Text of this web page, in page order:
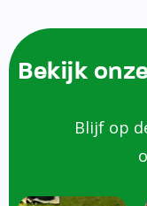
Bekijk
Blijf op